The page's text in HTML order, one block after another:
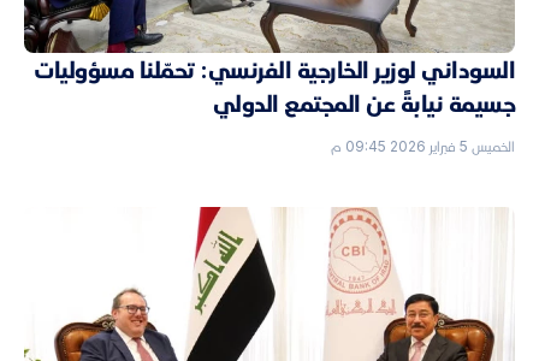
السوداني لوزير الخارجية الفرنسي: تحمّلنا مسؤوليات
جسيمة نيابةً عن المجتمع الدولي
الخميس 5 فبراير 2026 09:45 م